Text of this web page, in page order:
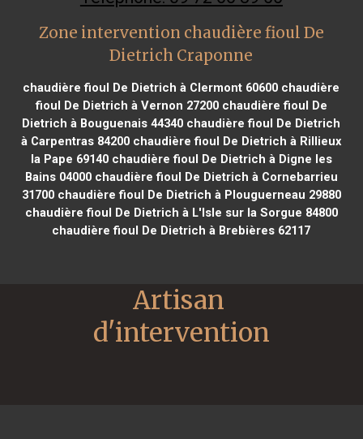
Zone intervention chaudière fioul De
Dietrich Craponne
chaudière fioul De Dietrich à Clermont 60600 chaudière
fioul De Dietrich à Vernon 27200chaudière fioul De
Dietrich à Bouguenais 44340 chaudière fioul De Dietrich
à Carpentras 84200 chaudière fioul De Dietrich à Rillieux
la Pape 69140chaudière fioul De Dietrich à Digne les
Bains 04000chaudière fioul De Dietrich à Cornebarrieu
31700chaudière fioul De Dietrich à Plouguerneau 29880
chaudière fioul De Dietrich à L'Isle sur la Sorgue 84800
chaudière fioul De Dietrich à Brebières 62117
Artisan
d'intervention